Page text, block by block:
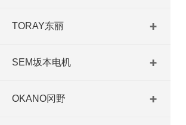
TORAY东丽
SEM坂本电机
OKANO冈野